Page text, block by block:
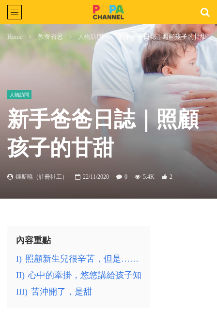
Home 教養省思 人物訪問 新手爸爸日誌｜照顧孩子的甘甜
人物訪問
新手爸爸日誌｜照顧
孩子的甘甜
鍾斯曉（註冊社工） 22/11/2020 0 5.4K 2
內容重點
I) 照顧新生兒很辛苦，但是……
II) 心中的牽掛，悠悠講給孩子知
III) 苦沖開了，是甜